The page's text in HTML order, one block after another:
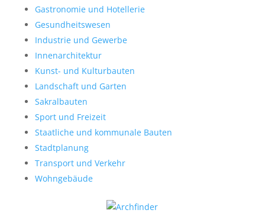
Gastronomie und Hotellerie
Gesundheitswesen
Industrie und Gewerbe
Innenarchitektur
Kunst- und Kulturbauten
Landschaft und Garten
Sakralbauten
Sport und Freizeit
Staatliche und kommunale Bauten
Stadtplanung
Transport und Verkehr
Wohngebäude